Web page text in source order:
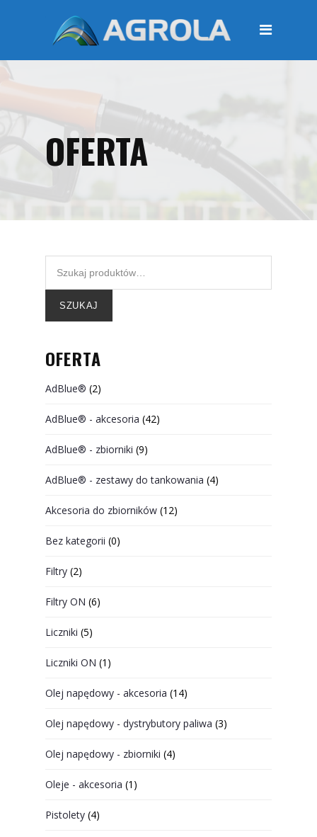
STRONA GŁÓWNA
OFERTA
Moje konto
OFERTA
SZUKAJ
OFERTA
AdBlue® (2)
AdBlue® - akcesoria (42)
AdBlue® - zbiorniki (9)
AdBlue® - zestawy do tankowania (4)
Akcesoria do zbiorników (12)
Bez kategorii (0)
Filtry (2)
Filtry ON (6)
Liczniki (5)
Liczniki ON (1)
Olej napędowy - akcesoria (14)
Olej napędowy - dystrybutory paliwa (3)
Olej napędowy - zbiorniki (4)
Oleje - akcesoria (1)
Pistolety (4)